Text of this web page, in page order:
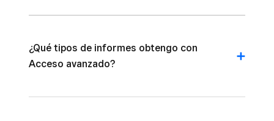
¿Qué tipos de informes obtengo con
Acceso avanzado?